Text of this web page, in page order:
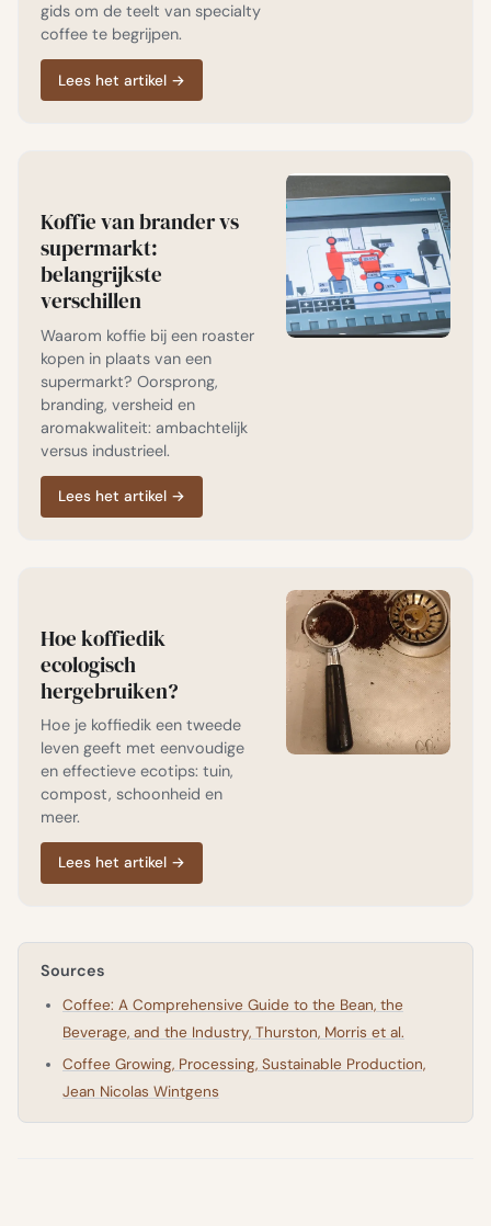
gids om de teelt van specialty
coffee te begrijpen.
Lees het artikel →
Koffie van brander vs
supermarkt:
belangrijkste
verschillen
Waarom koffie bij een roaster
kopen in plaats van een
supermarkt? Oorsprong,
branding, versheid en
aromakwaliteit: ambachtelijk
versus industrieel.
Lees het artikel →
Hoe koffiedik
ecologisch
hergebruiken?
Hoe je koffiedik een tweede
leven geeft met eenvoudige
en effectieve ecotips: tuin,
compost, schoonheid en
meer.
Lees het artikel →
Sources
Coffee: A Comprehensive Guide to the Bean, the
Beverage, and the Industry, Thurston, Morris et al.
Coffee Growing, Processing, Sustainable Production,
Jean Nicolas Wintgens